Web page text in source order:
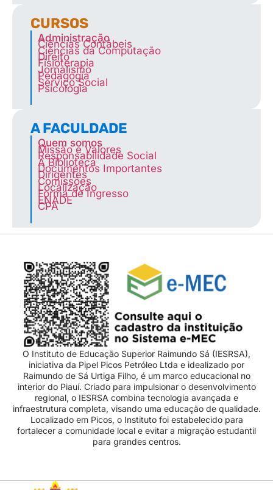
CURSOS
Administração
Ciências Contábeis
Ciências da Computação
Direito
Fisioterapia
Jornalismo
Pedagogia
Serviço Social
Psicologia
A FACULDADE
Quem somos
Missão e Valores
Responsabilidade Social
A Biblioteca
Documentos Importantes
Dirigentes
Comissões
Localização
Forma de Ingresso
ENADE
CPA
O Instituto de Educação Superior Raimundo Sá (IESRSA),
iniciativa da Pipel Picos Petróleo Ltda e idealizado por
Raimundo de Sá Urtiga Filho, é um marco educacional no
interior do Piauí. Criado para impulsionar o desenvolvimento
regional, o IESRSA combina tecnologia avançada e
infraestrutura completa, visando uma educação de qualidade.
Localizado em Picos, o Instituto foi estabelecido para
fortalecer a comunidade local e evitar a migração estudantil
para grandes centros.